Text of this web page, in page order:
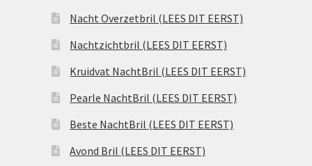
Nacht Overzetbril (LEES DIT EERST)
Nachtzichtbril (LEES DIT EERST)
Kruidvat NachtBril (LEES DIT EERST)
Pearle NachtBril (LEES DIT EERST)
Beste NachtBril (LEES DIT EERST)
Avond Bril (LEES DIT EERST)